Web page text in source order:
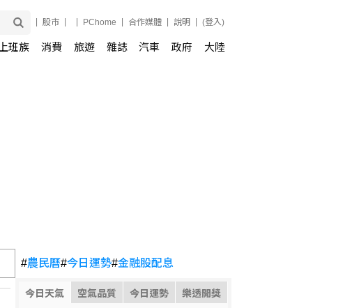
股市 PChome 合作媒體 說明 (登入)
上班族 消費 旅遊 雜誌 汽車 政府 大陸
#農民曆#今日運勢#金融股配息
今日天氣 空氣品質 今日運勢 樂透開獎